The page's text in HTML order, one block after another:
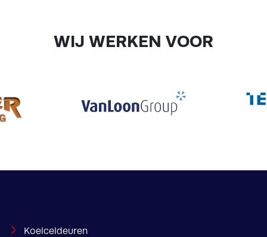
WIJ WERKEN VOOR
Koelceldeuren